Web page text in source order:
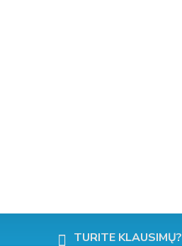
TURITE KLAUSIMŲ?